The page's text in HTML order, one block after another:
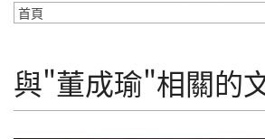
與"董成瑜"相關的